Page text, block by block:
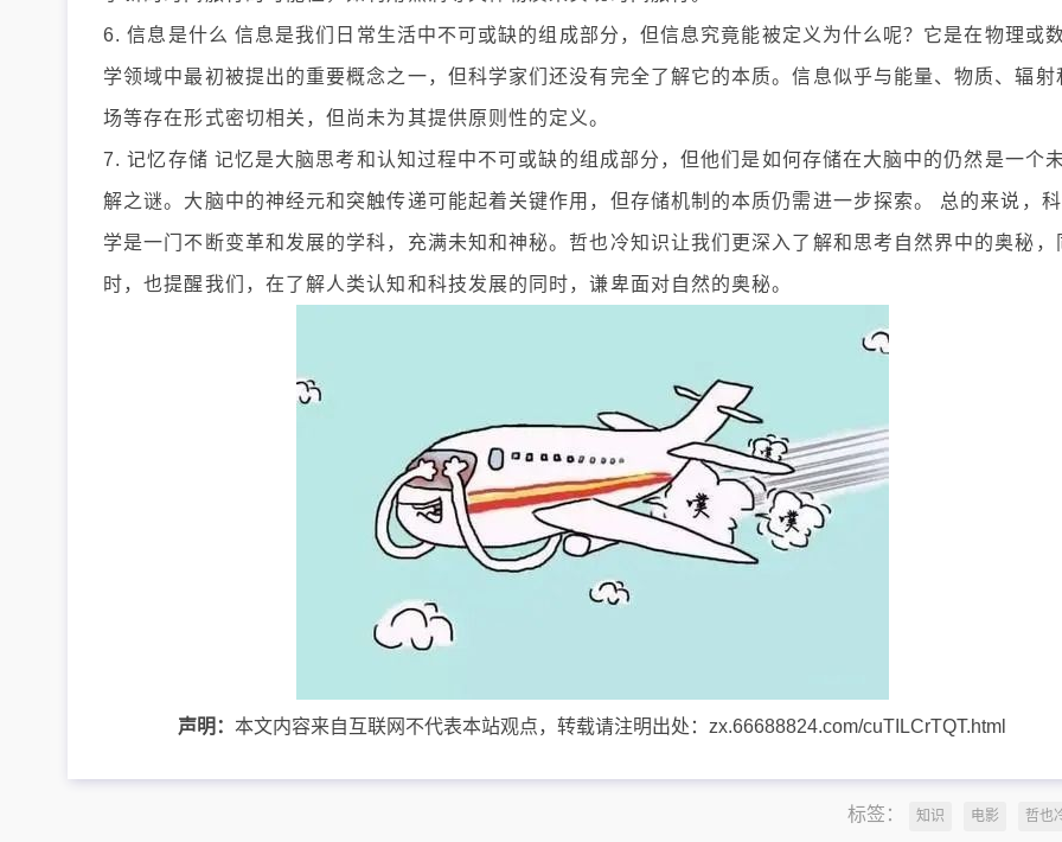
6. 信息是什么 信息是我们日常生活中不可或缺的组成部分，但信息究竟能被定义为什么呢？它是在物理或
学领域中最初被提出的重要概念之一，但科学家们还没有完全了解它的本质。信息似乎与能量、物质、辐射
场等存在形式密切相关，但尚未为其提供原则性的定义。
7. 记忆存储 记忆是大脑思考和认知过程中不可或缺的组成部分，但他们是如何存储在大脑中的仍然是一个
解之谜。大脑中的神经元和突触传递可能起着关键作用，但存储机制的本质仍需进一步探索。 总的来说，科
学是一门不断变革和发展的学科，充满未知和神秘。哲也冷知识让我们更深入了解和思考自然界中的奥秘，
时，也提醒我们，在了解人类认知和科技发展的同时，谦卑面对自然的奥秘。
声明：本文内容来自互联网不代表本站观点，转载请注明出处：zx.66688824.com/cuTILCrTQT.html
标签： 知识 电影 哲也